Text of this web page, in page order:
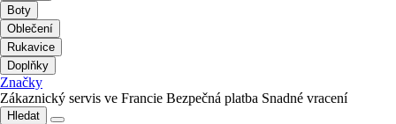
Boty
Oblečení
Rukavice
Doplňky
Značky
Zákaznický servis ve Francie Bezpečná platba Snadné vracení
Hledat